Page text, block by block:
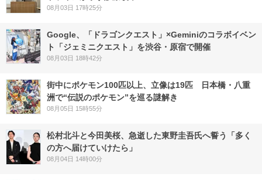
08月03日 17時25分
Google、「ドラゴンクエスト」×Geminiのコラボイベン
ト「ジェミニクエスト」を渋谷・原宿で開催
08月03日 18時42分
街中にポケモン100匹以上、立像は19匹 日本橋・八重
洲で“伝説のポケモン”を巡る謎解き
08月05日 15時55分
松村北斗と今田美桜、急逝した東野圭吾氏へ誓う「多く
の方へ届けていけたら」
08月04日 14時00分